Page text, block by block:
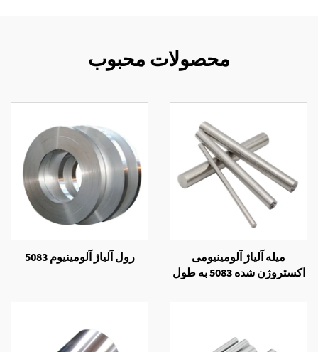
محصولات محبوب
میله آلیاژ آلومینیومی
اکستروژن شده 5083 به طول
رول آلیاژ آلومینیوم 5083